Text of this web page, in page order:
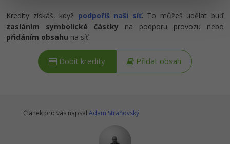
Ostatní
Kredity získáš, když podpoříš naši síť. To můžeš udělat buď
zasláním symbolické částky na podporu provozu nebo
přidáním obsahu na síť.
Dobít kredity Přidat obsah
Článek pro vás napsal Adam Straňovský